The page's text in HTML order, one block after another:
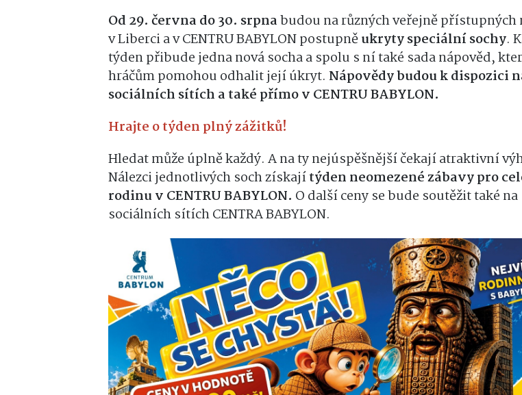
Od 29. června do 30. srpnabudou na různých veřejně přístupných
v Liberci a v CENTRU BABYLON postupněukryty speciální sochy.
týden přibude jedna nová socha a spolu s ní také sada nápověd,
hráčům pomohou odhalit její úkryt. Nápovědy budou k dispozici
sociálních sítích a také přímo v CENTRU BABYLON.
Hrajte o týden plný zážitků!
Hledat může úplně každý. A na ty nejúspěšnější čekají atraktivní
Nálezci jednotlivých soch získajítýden neomezené zábavy pro
rodinu v CENTRU BABYLON. O další ceny se bude soutěžit také na
sociálních sítích CENTRA BABYLON.